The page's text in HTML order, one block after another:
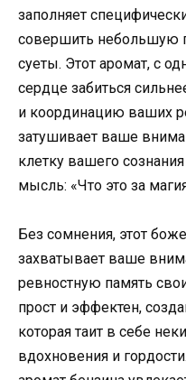
заполняет
совершить небольшую
суеты. Этот аромат, с
сердце забиться
и координацию ваших
затушивает ваше
клетку вашего
мысль: «Что это за
Без сомнения, этот
захватывает ваше
ревностную память
прост и эффектен,
которая таит в себе
вдохновения и